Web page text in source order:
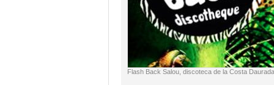
Flash Back Salou, discoteca de la Costa Daurada